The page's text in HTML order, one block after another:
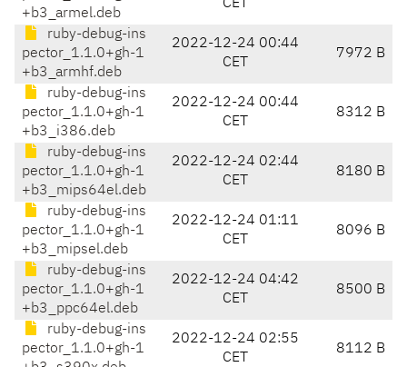
+b3_armel.deb
CET
ruby-debug-ins
pector_1.1.0+gh-1
+b3_armhf.deb
2022-12-24 00:44
CET
7972 B
ruby-debug-ins
pector_1.1.0+gh-1
+b3_i386.deb
2022-12-24 00:44
CET
8312 B
ruby-debug-ins
pector_1.1.0+gh-1
+b3_mips64el.deb
2022-12-24 02:44
CET
8180 B
ruby-debug-ins
pector_1.1.0+gh-1
+b3_mipsel.deb
2022-12-24 01:11
CET
8096 B
ruby-debug-ins
pector_1.1.0+gh-1
+b3_ppc64el.deb
2022-12-24 04:42
CET
8500 B
ruby-debug-ins
pector_1.1.0+gh-1
2022-12-24 02:55
CET
8112 B